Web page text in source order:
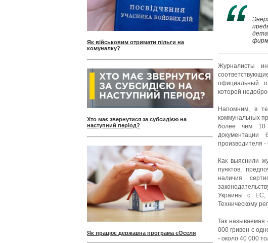
Як військовим отримати пільги на
комуналку?
Хто має звернутися за субсидією на
наступний період?
Як працює державна програма єОселя
Журналисты
официальный
которой
Напомним, в
коммунальных
более чем 10
документации
производителя
Как выяснили
пунктов,
наличия
Украины с ЕС,
Техническому
Так называемая
000 гривен с
- около 40 000